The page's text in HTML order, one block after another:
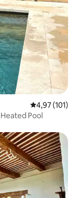
Średnia
4,97 (101)
Pool